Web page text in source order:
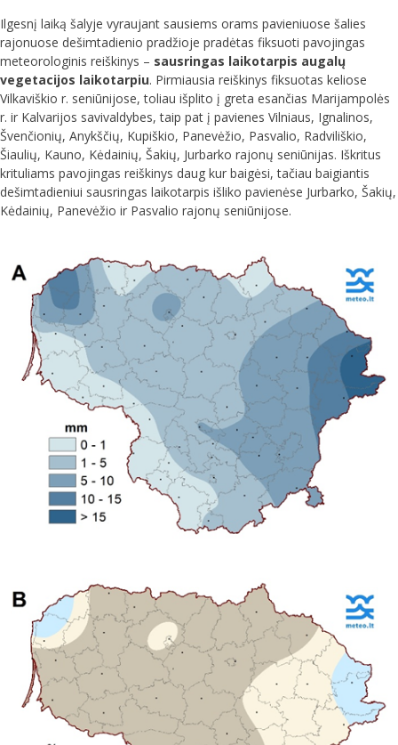
Ilgesnį laiką šalyje vyraujant sausiems orams pavieniuose šalies
rajonuose dešimtadienio pradžioje pradėtas fiksuoti pavojingas
meteorologinis reiškinys – sausringas laikotarpis augalų
vegetacijos laikotarpiu. Pirmiausia reiškinys fiksuotas keliose
Vilkaviškio r. seniūnijose, toliau išplito į greta esančias Marijampolės
r. ir Kalvarijos savivaldybes, taip pat į pavienes Vilniaus, Ignalinos,
Švenčionių, Anykščių, Kupiškio, Panevėžio, Pasvalio, Radviliškio,
Šiaulių, Kauno, Kėdainių, Šakių, Jurbarko rajonų seniūnijas. Iškritus
krituliams pavojingas reiškinys daug kur baigėsi, tačiau baigiantis
dešimtadieniui sausringas laikotarpis išliko pavienėse Jurbarko, Šakių,
Kėdainių, Panevėžio ir Pasvalio rajonų seniūnijose.